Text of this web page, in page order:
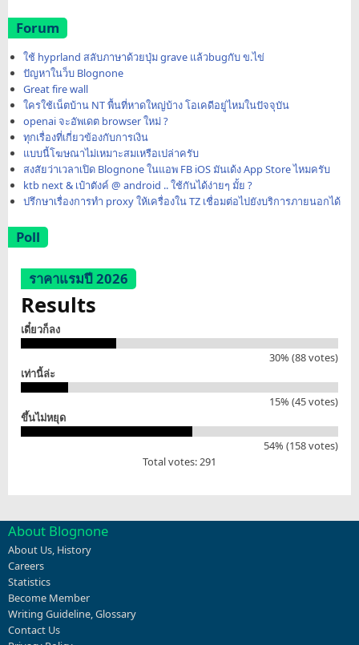
Forum
ใช้ hyprland สลับภาษาด้วยปุ่ม grave แล้วbugกับ ข.ไข่
ปัญหาในว็บ Blognone
Great fire wall
ใครใช้เน็ตบ้าน NT พื้นที่หาดใหญ่บ้าง โอเคดีอยู่ไหมในปัจจุบัน
openai จะอัพเดต browser ใหม่ ?
ทุกเรื่องที่เกี่ยวข้องกับการเงิน
แบบนี้โฆษณาไม่เหมาะสมเหรือเปล่าครับ
สงสัยว่าเวลาเปิด Blognone ในแอพ FB iOS มันเด้ง App Store ไหมครับ
ktb next & เป๋าตังค์ @ android .. ใช้กันได้ง่ายๆ มั้ย ?
ปรึกษาเรื่องการทำ proxy ให้เครื่องใน TZ เชื่อมต่อไปยังบริการภายนอกได้
Poll
ราคาแรมปี 2026
Results
เดี๋ยวก็ลง
30% (88 votes)
เท่านี้ล่ะ
15% (45 votes)
ขึ้นไม่หยุด
54% (158 votes)
Total votes: 291
About Blognone
About Us, History
Careers
Statistics
Become Member
Writing Guideline,Glossary
Contact Us